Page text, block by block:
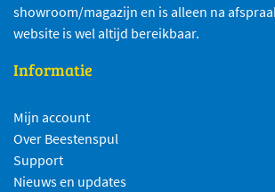
showroom/magazijn en is alleen na
website is wel altijd bereikbaar.
Informatie
Mijn account
Over Beestenspul
Support
Nieuws en updates